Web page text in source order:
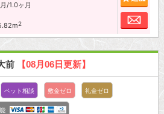
/1.0ヶ月
2
お
前 【08月06日更新】
ペット相談 敷金ゼロ 礼金ゼロ